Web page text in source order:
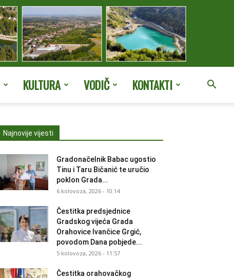
KULTURA VODIČ KONTAKTI
Najnovije vijesti
Gradonačelnik Babac ugostio
Tinu i Taru Bičanić te uručio
poklon Grada...
6 kolovoza, 2026 - 10:14
Čestitka predsjednice
Gradskog vijeća Grada
Orahovice Ivančice Grgić,
povodom Dana pobjede...
5 kolovoza, 2026 - 11:57
Čestitka orahovačkog